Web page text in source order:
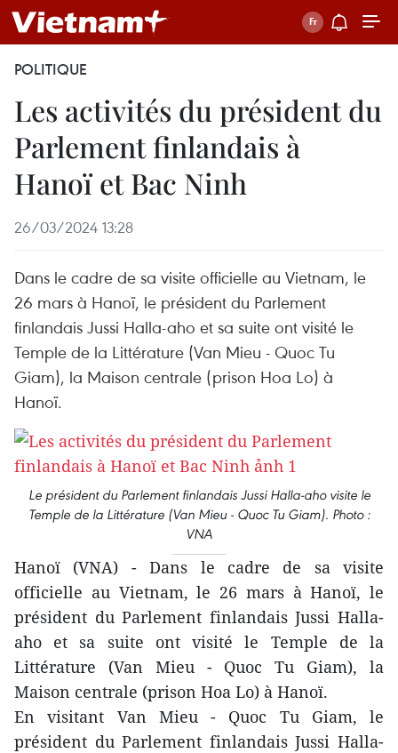
POLITIQUE
Les activités du président du
Parlement finlandais à
Hanoï et Bac Ninh
26/03/2024 13:28
Dans le cadre de sa visite officielle au Vietnam, le
26 mars à Hanoï, le président du Parlement
finlandais Jussi Halla-aho et sa suite ont visité le
Temple de la Littérature (Van Mieu - Quoc Tu
Giam), la Maison centrale (prison Hoa Lo) à
Hanoï.
Le président du Parlement finlandais Jussi Halla-aho visite le
Temple de la Littérature (Van Mieu - Quoc Tu Giam). Photo :
VNA
Hanoï (VNA) - Dans le cadre de sa visite
officielle au Vietnam, le 26 mars à Hanoï, le
président du Parlement finlandais Jussi Halla-
aho et sa suite ont visité le Temple de la
Littérature (Van Mieu - Quoc Tu Giam), la
Maison centrale (prison Hoa Lo) à Hanoï.
En visitant Van Mieu - Quoc Tu Giam, le
président du Parlement finlandais Jussi Halla-